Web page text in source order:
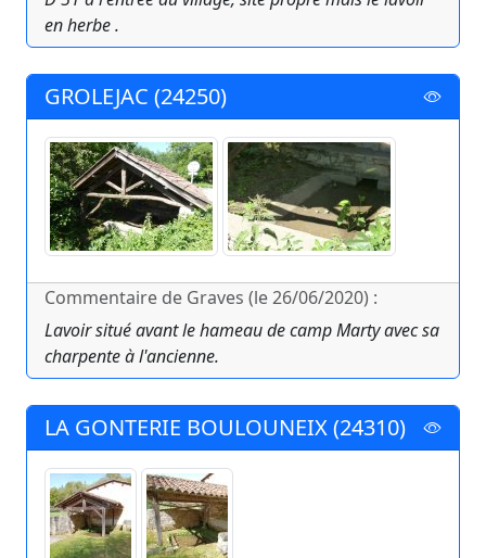
en herbe .
GROLEJAC (24250)
Commentaire de Graves (le 26/06/2020) :
Lavoir situé avant le hameau de camp Marty avec sa
charpente à l'ancienne.
LA GONTERIE BOULOUNEIX (24310)